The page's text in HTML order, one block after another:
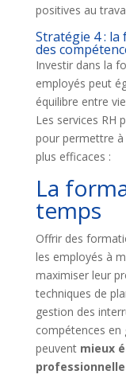
positives au
Stratégie 4 :
des
Investir dans la
employés peut
équilibre entre
Les services RH
pour permettre
plus efficaces :
La
temps
Offrir des
les employés à
maximiser leur
techniques de
gestion des
compétences en
peuvent mieux